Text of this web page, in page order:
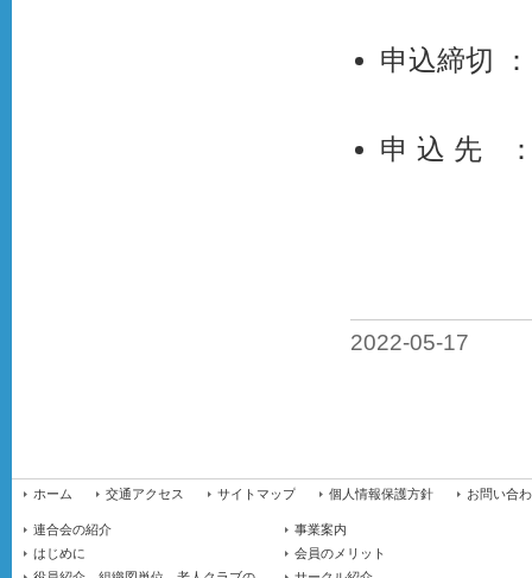
申込締切
申 込 先
2022-05-17
ホーム 交通アクセス サイトマップ 個人情報保護方針 お問い合
連合会の紹介
はじめに
事業案内
会員のメリット